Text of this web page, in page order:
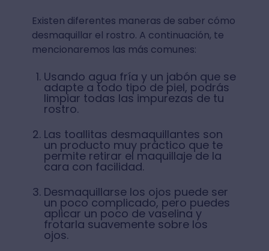
Existen diferentes maneras de saber cómo
desmaquillar el rostro. A continuación, te
mencionaremos las más comunes:
Usando agua fría y un jabón que se
adapte a todo tipo de piel, podrás
limpiar todas las impurezas de tu
rostro.
Las toallitas desmaquillantes son
un producto muy práctico que te
permite retirar el maquillaje de la
cara con facilidad.
Desmaquillarse los ojos puede ser
un poco complicado, pero puedes
aplicar un poco de vaselina y
frotarla suavemente sobre los
ojos.